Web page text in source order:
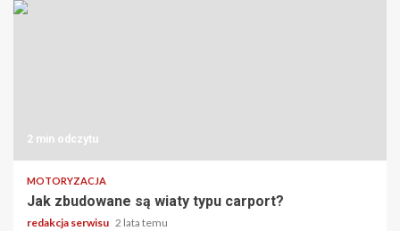
2 min odczytu
MOTORYZACJA
Jak zbudowane są wiaty typu carport?
redakcja serwisu 2 lata temu